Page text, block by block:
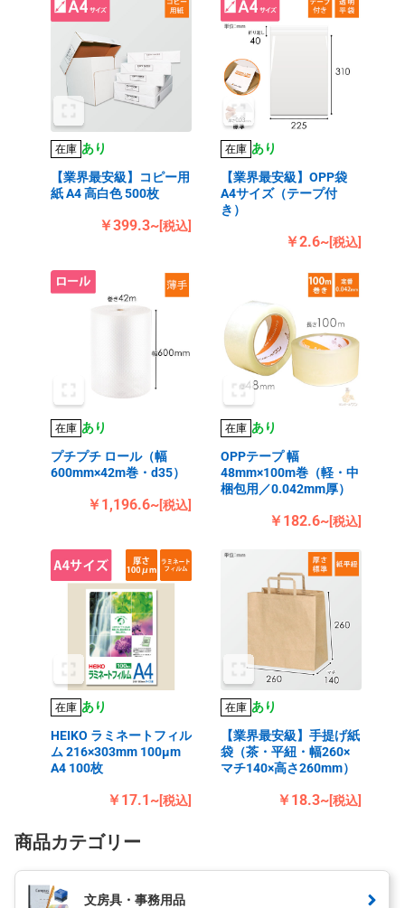
在庫 あり
【業界最安級】コピー用
紙 A4 高白色 500枚
￥399.3~[税込]
在庫 あり
【業界最安級】OPP袋
A4サイズ（テープ付
き）
￥2.6~[税込]
在庫 あり
プチプチ ロール（幅
600mm×42m巻・d35）
￥1,196.6~[税込]
在庫 あり
OPPテープ 幅
48mm×100m巻（軽・中
梱包用／0.042mm厚）
￥182.6~[税込]
在庫 あり
HEIKO ラミネートフィル
ム 216×303mm 100μm
A4 100枚
￥17.1~[税込]
在庫 あり
【業界最安級】手提げ紙
袋（茶・平紐・幅260×
マチ140×高さ260mm）
￥18.3~[税込]
商品カテゴリー
文房具・事務用品